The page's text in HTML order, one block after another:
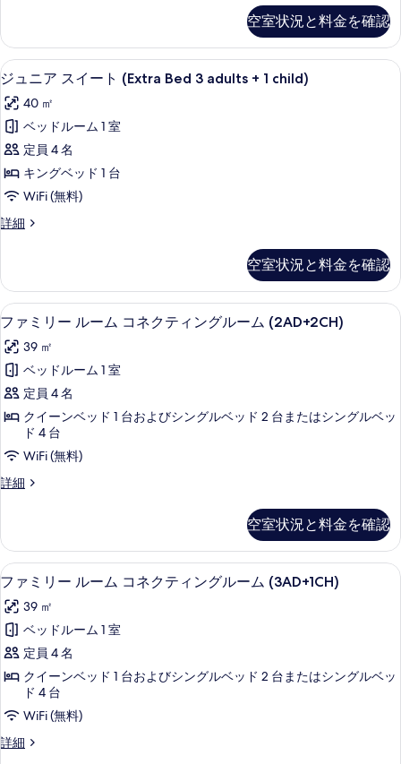
て
の
写
真
を
表
示
す
る
詳
細
の
写
真
を
表
示
す
る
細
空室状況と料金を確認
ジ
ュ
ニ
ア
ス
イ
ー
ト
3
adults
+
1
child)
の
す
べ
の
真
を
表
示
す
る
セレクト コンフォート製ベッド、ミ
15
ジュニア スイート (Extra Bed 3 adults + 1 child)
40 ㎡
ベッドルーム 1 室
定員 4 名
キングベッド 1 台
WiFi (無料)
詳細
ジ
ス
イ
ー
(Extra
Bed
adults
+
child)
の
詳
空室状況と料金を確認
フ
ァ
ミ
リ
ー
ル
ー
ム
ク
テ
ィ
ン
グ
ル
ー
ム
の
セレクト コンフォート製ベッド、ミ
6
ファミリー ルーム コネクティングルーム (2AD+2CH)
39 ㎡
ベッドルーム 1 室
定員 4 名
クイーンベッド 1 台およびシングルベッド 2 台またはシングルベッ
ド 4 台
WiFi (無料)
詳細
フ
ー
ル
ー
コ
ネ
テ
ィ
グ
ル
ー
空室状況と料金を確認
フ
ァ
ミ
リ
ー
ル
ー
ム
セレクト コンフォート製ベッド、ミ
6
ファミリー ルーム コネクティングルーム (3AD+1CH)
39 ㎡
ベッドルーム 1 室
定員 4 名
クイーンベッド 1 台およびシングルベッド 2 台またはシングルベッ
ド 4 台
WiFi (無料)
詳細
フ